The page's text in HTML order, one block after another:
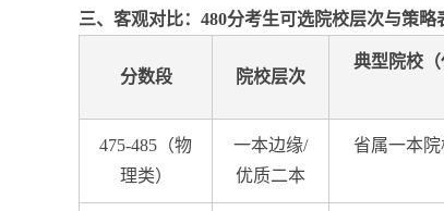
三、客观对比：480分考生可选院校层次与策略
分数段 院校层次
典型院校
475-485（物
理类）
一本边缘/
优质二本
省属一本